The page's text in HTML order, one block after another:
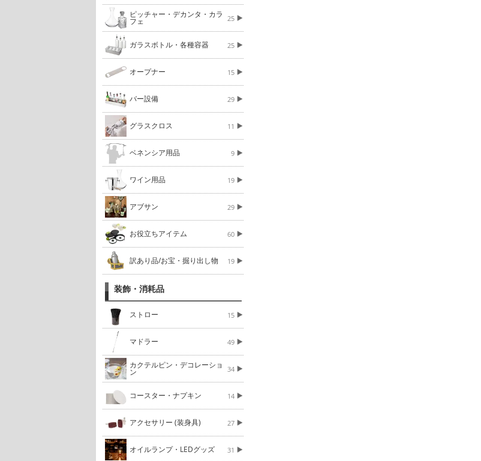
ピッチャー・デカンタ・カラ
フェ 25
ガラスボトル・各種容器 25
オープナー 15
バー設備 29
グラスクロス 11
ベネンシア用品 9
ワイン用品 19
アブサン 29
お役立ちアイテム 60
訳あり品/お宝・掘り出し物 19
装飾・消耗品
ストロー 15
マドラー 49
カクテルピン・デコレーショ
ン 34
コースター・ナプキン 14
アクセサリー (装身具) 27
オイルランプ・LEDグッズ 31